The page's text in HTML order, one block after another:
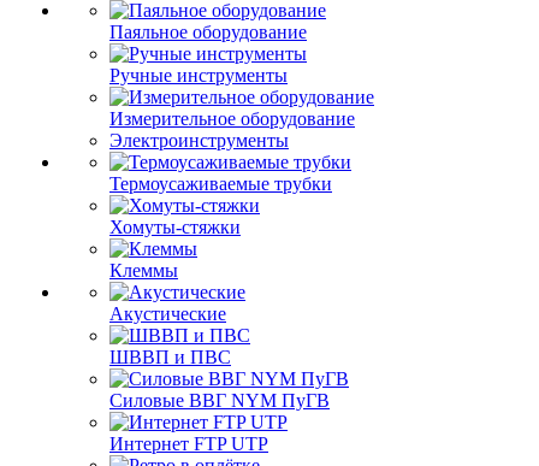
Паяльное оборудование
Ручные инструменты
Измерительное оборудование
Электроинструменты
Термоусаживаемые трубки
Хомуты-стяжки
Клеммы
Акустические
ШВВП и ПВС
Силовые ВВГ NYM ПуГВ
Интернет FTP UTP